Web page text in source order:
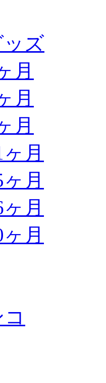
ズ
月
月
月
月
月
月
月